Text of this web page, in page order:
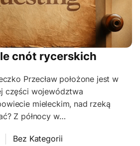
cnót rycerskich
Przecław położone jest w
części województwa
mieleckim, nad rzeką
Z północy w…
Bez Kategorii